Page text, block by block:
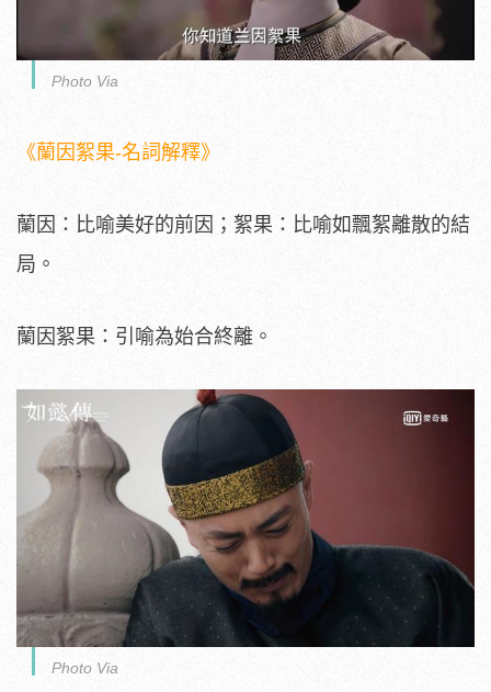
Photo Via
《蘭因絮果-名詞解釋》
蘭因：比喻美好的前因；絮果：比喻如飄絮離散的結
局。
蘭因絮果：引喻為始合終離。
Photo Via